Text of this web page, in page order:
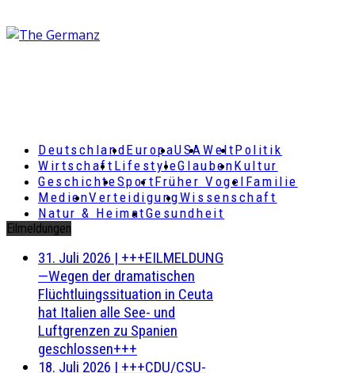
DeutschlandEuropaUSAWeltPolitik
Wirtschaft LifestyleGlaubenKultur
GeschichteSportFrüher Vogel Familie
MedienVerteidigungWissenschaft
Natur & HeimatGesundheit
Eilmeldungen
31. Juli 2026 | +++EILMELDUNG
—Wegen der dramatischen
Flüchtluingssituation in Ceuta
hat Italien alle See- und
Luftgrenzen zu Spanien
geschlossen+++
18. Juli 2026 | +++CDU/CSU-